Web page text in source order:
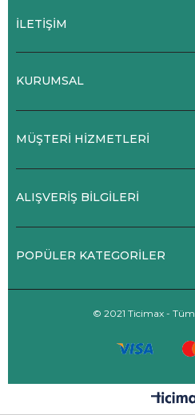
İLETİŞİM
KURUMSAL
MÜŞTERİ HİZMETLERİ
ALIŞVERİŞ BİLGİLERİ
POPÜLER KATEGORİLER
© 2021 Ticimax - Tüm